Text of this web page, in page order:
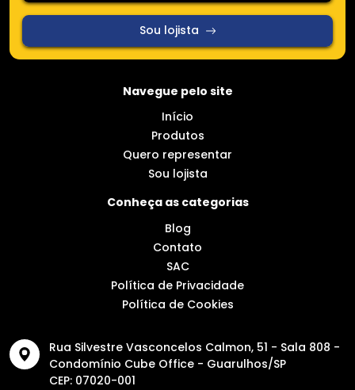
Sou lojista
Navegue pelo site
Início
Produtos
Quero representar
Sou lojista
Conheça as categorias
Blog
Contato
SAC
Política de Privacidade
Política de Cookies
Rua Silvestre Vasconcelos Calmon, 51 - Sala 808 -
Condomínio Cube Office - Guarulhos/SP
CEP: 07020-001